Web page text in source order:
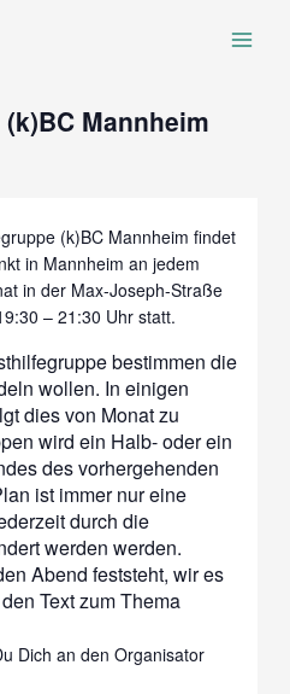
Mannheim
(k)BC Mannheim findet
in Mannheim an jedem
in der Max-Joseph-Straße
– 21:30 Uhr statt.
bestimmen die
wollen. In einigen
dies von Monat zu
wird ein Halb- oder ein
des vorhergehenden
ist immer nur eine
durch die
werden werden.
Abend feststeht, wir es
Text zum Thema
Dich an den Organisator